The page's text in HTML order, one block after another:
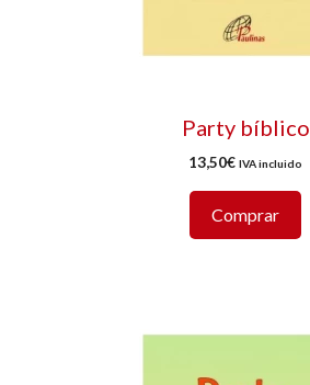
Party bíblico
13,50€ IVA incluido
Comprar